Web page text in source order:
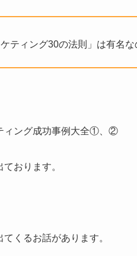
ケティング30の法則」は有名
ィング成功事例大全①、②
おります。
くるお話があります。